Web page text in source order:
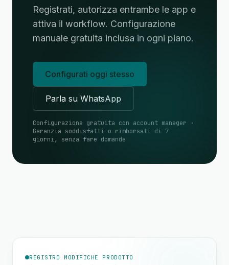
Registrati, autorizza entrambe le app e
attiva il workflow. Configurazione
manuale gratuita inclusa in ogni piano.
Configurati oggi stesso
Parla su WhatsApp
Configurazione gratuita con account manager ·
Garanzia soddisfatti o rimborsati di 7
giorni, senza fare domande
REGISTRO MODIFICHE PRODOTTO